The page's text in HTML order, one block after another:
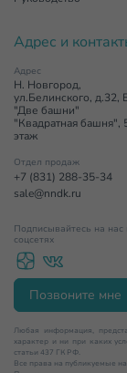
Адрес и
Адрес
Н. Новгород,
ул.Белинского, д.32,
"Две башни"
"Квадратная башня",
этаж
Отдел продаж
+7 (831) 288-35-34
sale@nndk.ru
Подписывайтесь на нас
соцсетях
Позвоните мне
Любая информация,
характер и ни при каких
статьи 437 ГК РФ.
Все права на публикуемые